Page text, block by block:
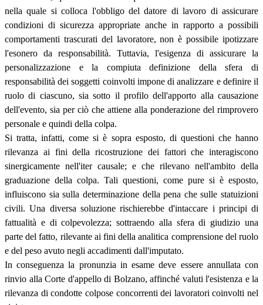
nella quale si colloca l'obbligo del datore di lavoro di assicurare
condizioni di sicurezza appropriate anche in rapporto a possibili
comportamenti trascurati del lavoratore, non è possibile ipotizzare
l'esonero da responsabilità. Tuttavia, l'esigenza di assicurare la
personalizzazione e la compiuta definizione della sfera di
responsabilità dei soggetti coinvolti impone di analizzare e definire il
ruolo di ciascuno, sia sotto il profilo dell'apporto alla causazione
dell'evento, sia per ciò che attiene alla ponderazione del rimprovero
personale e quindi della colpa.
Si tratta, infatti, come si è sopra esposto, di questioni che hanno
rilevanza ai fini della ricostruzione dei fattori che interagiscono
sinergicamente nell'iter causale; e che rilevano nell'ambito della
graduazione della colpa. Tali questioni, come pure si è esposto,
influiscono sia sulla determinazione della pena che sulle statuizioni
civili. Una diversa soluzione rischierebbe d'intaccare i principi di
fattualità e di colpevolezza; sottraendo alla sfera di giudizio una
parte del fatto, rilevante ai fini della analitica comprensione del ruolo
e del peso avuto negli accadimenti dall'imputato.
In conseguenza la pronunzia in esame deve essere annullata con
rinvio alla Corte d'appello di Bolzano, affinché valuti l'esistenza e la
rilevanza di condotte colpose concorrenti dei lavoratori coinvolti nel